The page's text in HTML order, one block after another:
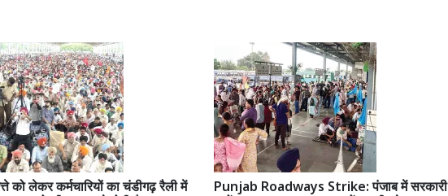
को लेकर कर्मचारियों का चंडीगढ़ रैली में
Punjab Roadways Strike: पंजाब में सरकारी